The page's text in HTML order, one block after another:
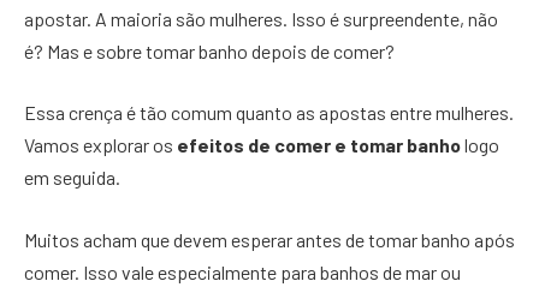
apostar. A maioria são mulheres. Isso é surpreendente, não
é? Mas e sobre tomar banho depois de comer?
Essa crença é tão comum quanto as apostas entre mulheres.
Vamos explorar os efeitos de comer e tomar banhologo
em seguida.
Muitos acham que devem esperar antes de tomar banho após
comer. Isso vale especialmente para banhos de mar ou